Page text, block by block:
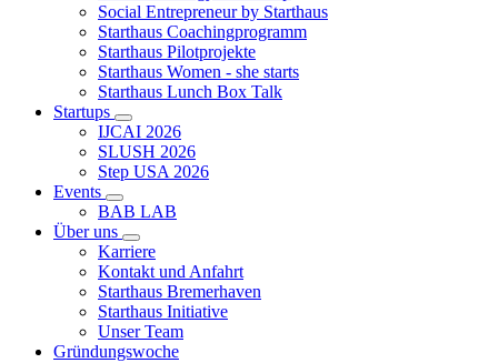
Social Entrepreneur by Starthaus
Starthaus Coachingprogramm
Starthaus Pilotprojekte
Starthaus Women - she starts
Starthaus Lunch Box Talk
Startups
IJCAI 2026
SLUSH 2026
Step USA 2026
Events
BAB LAB
Über uns
Karriere
Kontakt und Anfahrt
Starthaus Bremerhaven
Starthaus Initiative
Unser Team
Gründungswoche